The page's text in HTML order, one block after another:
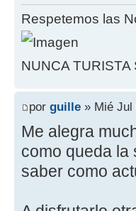
Respetemos las
NUNCA
por guille » Mié Jul
Me alegra
como queda la
saber como